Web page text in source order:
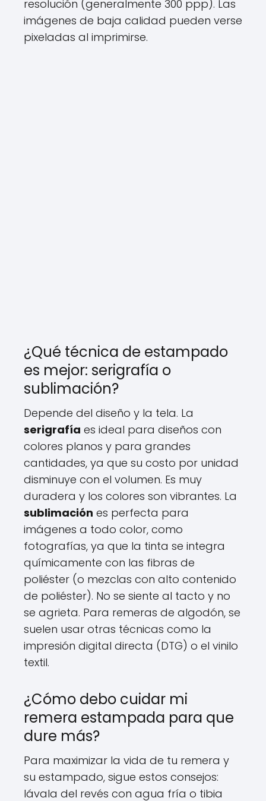
resolución (generalmente 300 ppp). Las
imágenes de baja calidad pueden verse
pixeladas al imprimirse.
¿Qué técnica de estampado
es mejor: serigrafía o
sublimación?
Depende del diseño y la tela. La
serigrafía es ideal para diseños con
colores planos y para grandes
cantidades, ya que su costo por unidad
disminuye con el volumen. Es muy
duradera y los colores son vibrantes. La
sublimación es perfecta para
imágenes a todo color, como
fotografías, ya que la tinta se integra
químicamente con las fibras de
poliéster (o mezclas con alto contenido
de poliéster). No se siente al tacto y no
se agrieta. Para remeras de algodón, se
suelen usar otras técnicas como la
impresión digital directa (DTG) o el vinilo
textil.
¿Cómo debo cuidar mi
remera estampada para que
dure más?
Para maximizar la vida de tu remera y
su estampado, sigue estos consejos:
lávala del revés con agua fría o tibia